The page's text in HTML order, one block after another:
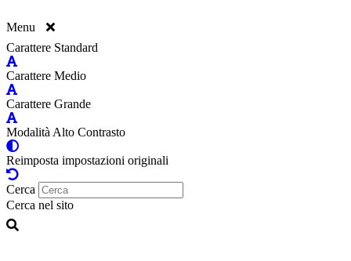
Menu
Carattere Standard
Carattere Medio
Carattere Grande
Modalità Alto Contrasto
Reimposta impostazioni originali
Cerca
Cerca nel sito